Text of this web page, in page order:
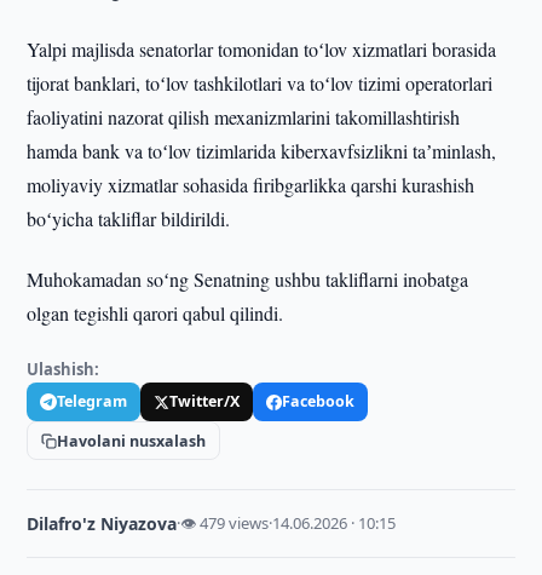
Yalpi majlisda senatorlar tomonidan toʻlov xizmatlari borasida
tijorat banklari, toʻlov tashkilotlari va toʻlov tizimi operatorlari
faoliyatini nazorat qilish mexanizmlarini takomillashtirish
hamda bank va toʻlov tizimlarida kiberxavfsizlikni taʼminlash,
moliyaviy xizmatlar sohasida firibgarlikka qarshi kurashish
boʻyicha takliflar bildirildi.
Muhokamadan soʻng Senatning ushbu takliflarni inobatga
olgan tegishli qarori qabul qilindi.
Ulashish:
Telegram Twitter/X
Facebook
Havolani nusxalash
Dilafro'z Niyazova·👁 479 views·14.06.2026 · 10:15